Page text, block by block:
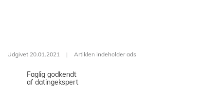
Udgivet 20.01.2021 | Artiklen indeholder ads
Faglig godkendt
af datingekspert